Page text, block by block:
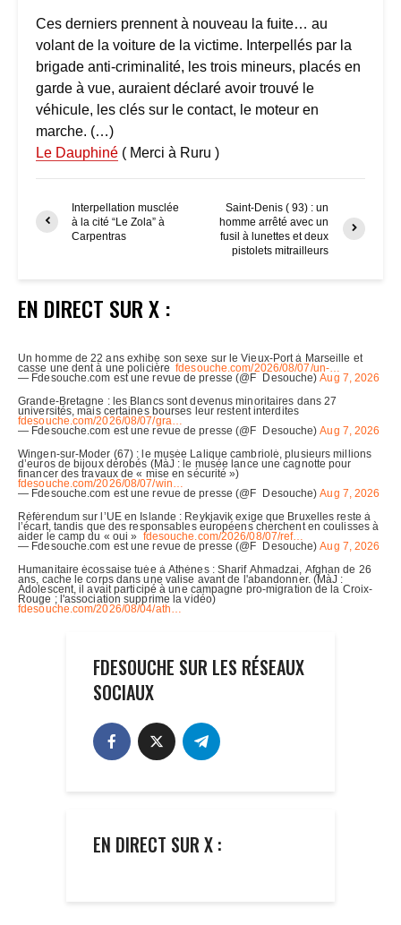
Ces derniers prennent à nouveau la fuite… au
volant de la voiture de la victime. Interpellés par la
brigade anti-criminalité, les trois mineurs, placés en
garde à vue, auraient déclaré avoir trouvé le
véhicule, les clés sur le contact, le moteur en
marche. (…)
Le Dauphiné ( Merci à Ruru )
Interpellation musclée
à la cité “Le Zola” à
Carpentras
Saint-Denis ( 93) : un
homme arrêté avec un
fusil à lunettes et deux
pistolets mitrailleurs
EN DIRECT SUR X :
FDESOUCHE SUR LES RÉSEAUX
SOCIAUX
EN DIRECT SUR X :